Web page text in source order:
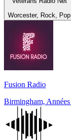
Worcester, Rock, Pop
Fusion Radio
Birmingham,